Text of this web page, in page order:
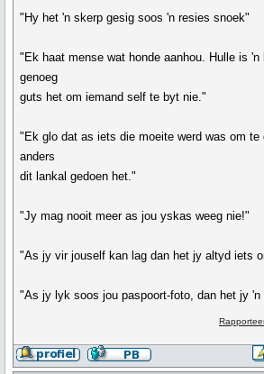
"Hy het 'n skerp gesig soos 'n resies snoek"
"Ek haat mense wat honde aanhou. Hulle is
genoeg
guts het om iemand self te byt nie."
"Ek glo dat as iets die moeite werd was om te
anders
dit lankal gedoen het."
"Jy mag nooit meer as jou yskas weeg nie!"
"As jy vir jouself kan lag dan het jy altyd iets
"As jy lyk soos jou paspoort-foto, dan het jy 'n